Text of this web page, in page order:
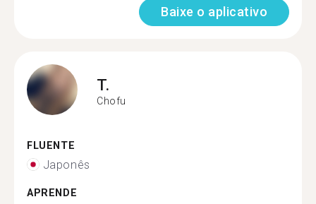
Baixe o aplicativo
T.
Chofu
FLUENTE
Japonês
APRENDE